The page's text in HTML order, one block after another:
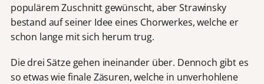
populärem Zuschnitt gewünscht, aber Strawinsky
bestand auf seiner Idee eines Chorwerkes, welche er
schon lange mit sich herum trug.
Die drei Sätze gehen ineinander über. Dennoch gibt es
so etwas wie finale Zäsuren, welche in unverhohlene